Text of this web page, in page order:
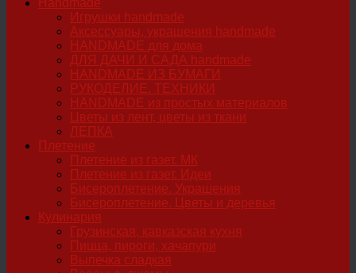
Handmade
Игрушки handmade
Аксессуары, украшения handmade
HANDMADE для дома
ДЛЯ ДАЧИ И САДА handmade
HANDMADE ИЗ БУМАГИ
РУКОДЕЛИЕ. ТЕХНИКИ
HANDMADE из простых материалов
Цветы из лент, цветы из ткани
ЛЕПКА
Плетение
Плетение из газет. МК
Плетение из газет. Идеи
Бисероплетение. Украшения
Бисероплетение. Цветы и деревья
Кулинария
Грузинская, кавказская кухня
Пицца, пироги, хачапури
Выпечка сладкая